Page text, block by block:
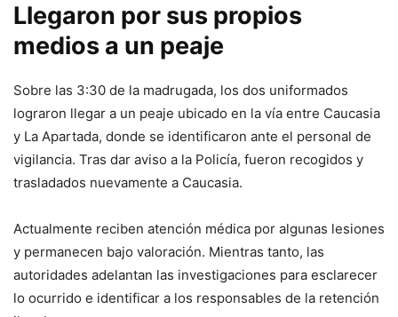
Llegaron por sus propios
medios a un peaje
Sobre las 3:30 de la madrugada, los dos uniformados
lograron llegar a un peaje ubicado en la vía entre Caucasia
y La Apartada, donde se identificaron ante el personal de
vigilancia. Tras dar aviso a la Policía, fueron recogidos y
trasladados nuevamente a Caucasia.
Actualmente reciben atención médica por algunas lesiones
y permanecen bajo valoración. Mientras tanto, las
autoridades adelantan las investigaciones para esclarecer
lo ocurrido e identificar a los responsables de la retención